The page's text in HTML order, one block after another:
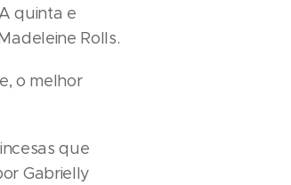
quinta e
Rolls.
o melhor
que
Gabrielly